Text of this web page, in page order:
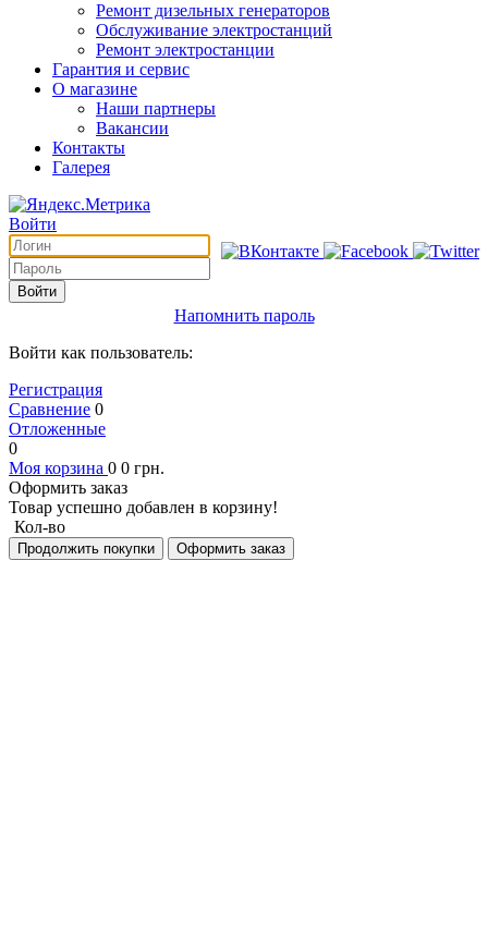
Ремонт дизельных генераторов
Обслуживание электростанций
Ремонт электростанции
Гарантия и сервис
О магазине
Наши партнеры
Вакансии
Контакты
Галерея
Войти
Войти
Напомнить пароль
Войти как пользователь:
Регистрация
Сравнение 0
Отложенные
0
Моя корзина 0 0 грн.
Оформить заказ
Товар успешно добавлен в корзину!
Кол-во
Продолжить покупки Оформить заказ